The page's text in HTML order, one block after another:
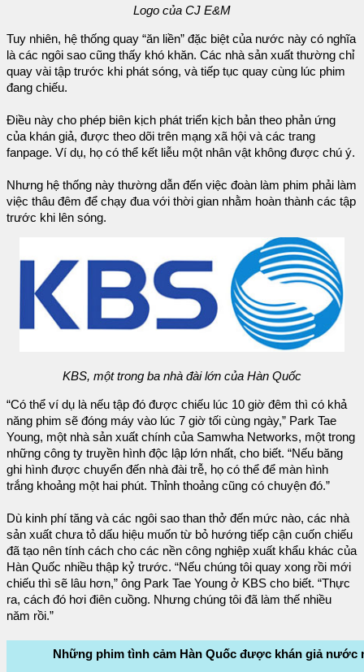
Logo của CJ E&M
Tuy nhiên, hệ thống quay “ăn liền” đặc biệt của nước này có nghĩa
là các ngôi sao cũng thấy khó khăn. Các nhà sản xuất thường chỉ
quay vài tập trước khi phát sóng, và tiếp tục quay cùng lúc phim
đang chiếu.
Điều này cho phép biên kịch phát triển kịch bản theo phản ứng
của khán giả, được theo dõi trên mạng xã hội và các trang
fanpage. Ví dụ, họ có thể kết liễu một nhân vật không được chú ý.
Nhưng hệ thống này thường dẫn đến việc đoàn làm phim phải làm
việc thâu đêm để chạy đua với thời gian nhằm hoàn thành các tập
trước khi lên sóng.
KBS, một trong ba nhà đài lớn của Hàn Quốc
“Có thể ví dụ là nếu tập đó được chiếu lúc 10 giờ đêm thì có khả
năng phim sẽ đóng máy vào lúc 7 giờ tối cùng ngày,” Park Tae
Young, một nhà sản xuất chính của Samwha Networks, một trong
những công ty truyền hình độc lập lớn nhất, cho biết. “Nếu băng
ghi hình được chuyển đến nhà đài trễ, họ có thể để màn hình
trắng khoảng một hai phút. Thỉnh thoảng cũng có chuyện đó.”
Dù kinh phí tăng và các ngôi sao than thở đến mức nào, các nhà
sản xuất chưa tỏ dấu hiệu muốn từ bỏ hướng tiếp cận cuốn chiếu
đã tạo nên tính cách cho các nền công nghiệp xuất khẩu khác của
Hàn Quốc nhiều thập kỷ trước. “Nếu chúng tôi quay xong rồi mới
chiếu thì sẽ lâu hơn,” ông Park Tae Young ở KBS cho biết. “Thực
ra, cách đó hơi điên cuồng. Nhưng chúng tôi đã làm thế nhiều
năm rồi.”
Những phim tình cảm Hàn Quốc được khán giả nước